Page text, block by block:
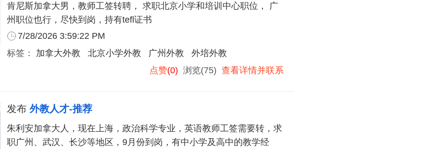
肯尼斯加拿大男，教师工签转聘， 求职北京小学和培训中心职位， 广
州职位也行，尽快到岗，持有tefl证书
7/28/2026 3:59:22 PM
标签： 加拿大外教 北京小学外教 广州外教
外培外教
点赞(0) 浏览(75) 查看详情并联系
发布 外教人才-推荐
朱利安加拿大人，现在上海，政治科学专业，英语教师工签需要转，求
职广州、武汉、长沙等地区，9月份到岗，有中小学及高中的教学经